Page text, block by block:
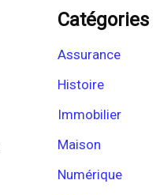
Catégories
Assurance
Histoire
Immobilier
Maison
Numérique